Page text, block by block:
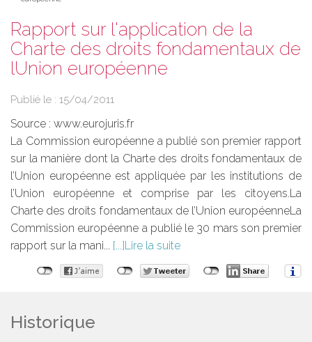
Rapport sur l'application de la
Charte des droits fondamentaux de
lUnion européenne
Publié le : 15/04/2011
Source : www.eurojuris.fr
La Commission européenne a publié son premier rapport
sur la manière dont la Charte des droits fondamentaux de
l’Union européenne est appliquée par les institutions de
l’Union européenne et comprise par les citoyens.La
Charte des droits fondamentaux de l’Union européenneLa
Commission européenne a publié le 30 mars son premier
rapport sur la mani...
Lire la suite
Historique